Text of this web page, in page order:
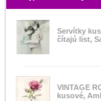
Servítky
čítajú list,
VINTAGE
kusové,